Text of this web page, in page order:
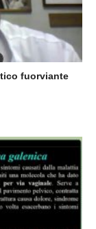
fuorviante